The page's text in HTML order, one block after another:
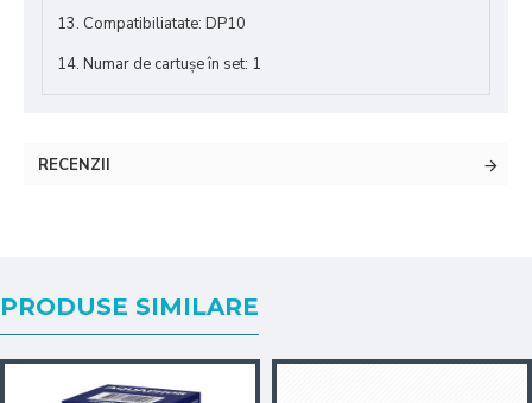
13. Compatibiliatate: DP10
14. Numar de cartușe în set: 1
RECENZII
PRODUSE SIMILARE